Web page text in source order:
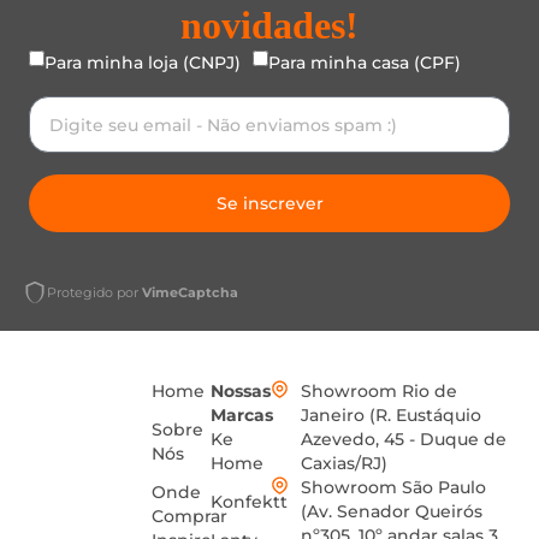
novidades!
Para minha loja (CNPJ) Para minha casa (CPF)
Se inscrever
Protegido por VimeCaptcha
Home
Sobre
Nós
Onde
Comprar
Nossas
Marcas
Ke
Home
Konfektt
Showroom Rio de
Janeiro (R. Eustáquio
Azevedo, 45 - Duque de
Caxias/RJ)
Showroom São Paulo
(Av. Senador Queirós